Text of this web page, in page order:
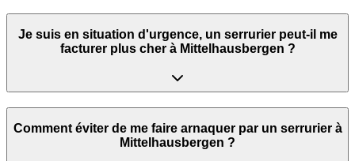
Je suis en situation d'urgence, un serrurier peut‑il me
facturer plus cher à Mittelhausbergen ?
Comment éviter de me faire arnaquer par un serrurier à
Mittelhausbergen ?